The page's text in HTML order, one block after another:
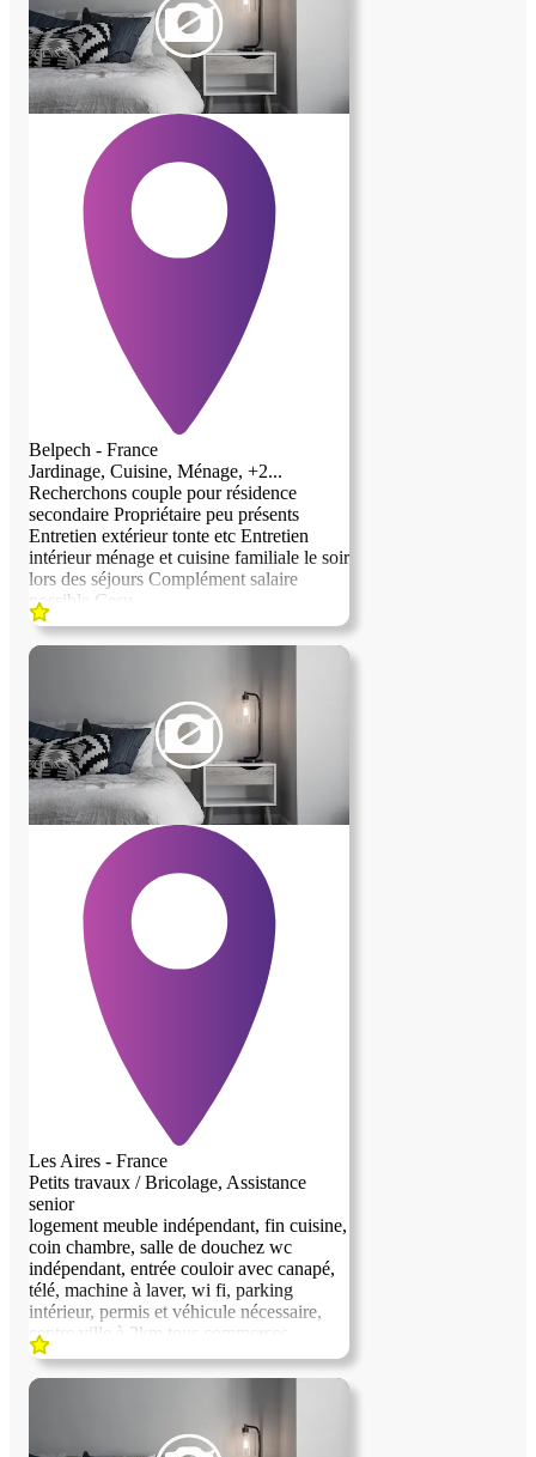
accueillir dans notre petit coin de paradis !
Belpech - France
Jardinage, Cuisine, Ménage, +2...
Recherchons couple pour résidence
secondaire Propriétaire peu présents
Entretien extérieur tonte etc Entretien
intérieur ménage et cuisine familiale le soir
lors des séjours Complément salaire
possible Cesu
Les Aires - France
Petits travaux / Bricolage, Assistance
senior
logement meuble indépendant, fin cuisine,
coin chambre, salle de douchez wc
indépendant, entrée couloir avec canapé,
télé, machine à laver, wi fi, parking
intérieur, permis et véhicule nécessaire,
centre ville à 2km tous commerces